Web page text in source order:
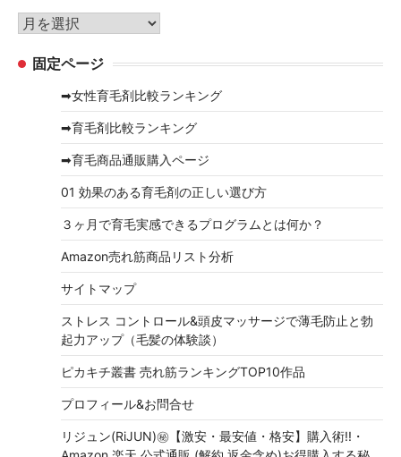
リ
ー
ア
カ 固定ページ
➡女性育毛剤比較ランキング
➡育毛剤比較ランキング
➡育毛商品通販購入ページ
01 効果のある育毛剤の正しい選び方
３ヶ月で育毛実感できるプログラムとは何か？
Amazon売れ筋商品リスト分析
サイトマップ
ストレス コントロール&頭皮マッサージで薄毛防止と勃
起力アップ（毛髪の体験談）
ピカキチ叢書 売れ筋ランキングTOP10作品
プロフィール&お問合せ
リジュン(RiJUN)㊙【激安・最安値・格安】購入術!!・